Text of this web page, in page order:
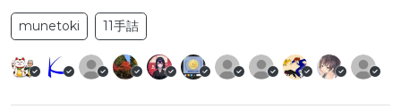
munetoki 11手詰